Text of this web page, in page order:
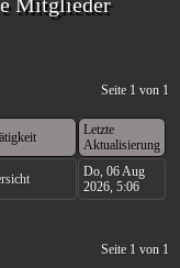
Seite 1 von 1
Letzte
Aktualisierung
Do, 06 Aug
2026, 5:06
Seite 1 von 1